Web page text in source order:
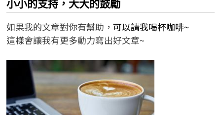
小小的支持，大大的鼓勵
如果我的文章對你有幫助， 可以請我喝杯咖啡~
這樣會讓我有更多動力寫出好文章~